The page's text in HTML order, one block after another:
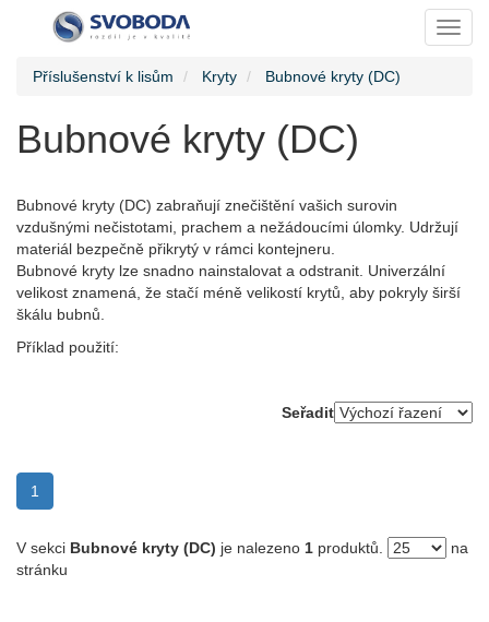
Příslušenství k lisům Kryty Bubnové kryty (DC)
Bubnové kryty (DC)
Bubnové kryty (DC) zabraňují znečištění vašich surovin
vzdušnými nečistotami, prachem a nežádoucími úlomky. Udržují
materiál bezpečně přikrytý v rámci kontejneru.
Bubnové kryty lze snadno nainstalovat a odstranit. Univerzální
velikost znamená, že stačí méně velikostí krytů, aby pokryly širší
škálu bubnů.
Příklad použití:
Seřadit
1
V sekci Bubnové kryty (DC) je nalezeno 1 produktů.
na
stránku